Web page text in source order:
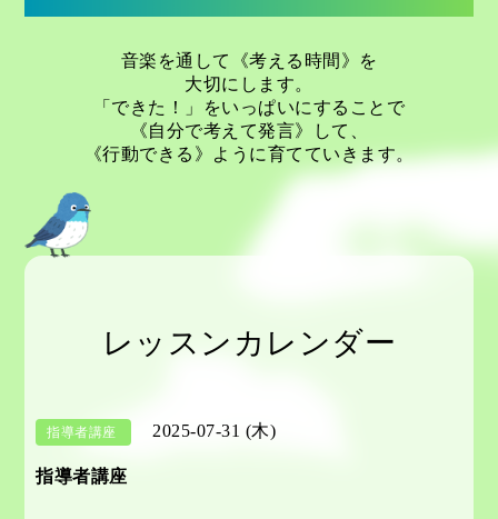
音楽を通して《考える時間》を
大切にします。
「できた！」をいっぱいにすることで
《自分で考えて発言》して、
《行動できる》ように育てていきます。
レッスンカレンダー
指導者講座 2025-07-31 (木)
指導者講座